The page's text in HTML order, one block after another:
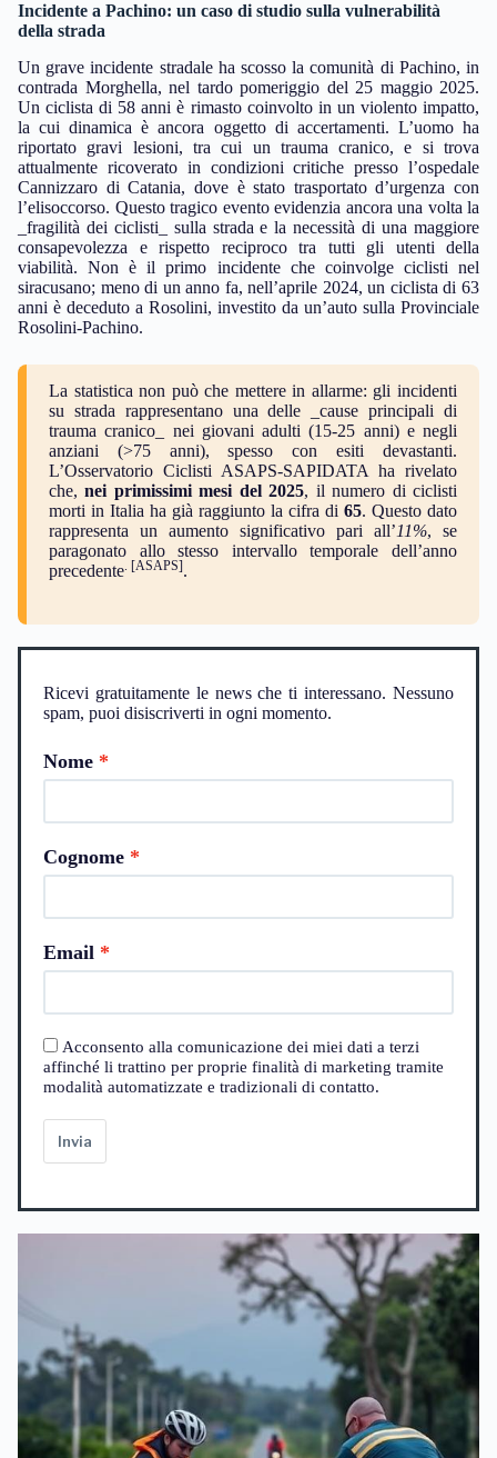
Incidente a Pachino: un caso di studio sulla vulnerabilità
della strada
Un grave incidente stradale ha scosso la comunità di Pachino, in
contrada Morghella, nel tardo pomeriggio del 25 maggio 2025.
Un ciclista di 58 anni è rimasto coinvolto in un violento impatto,
la cui dinamica è ancora oggetto di accertamenti. L’uomo ha
riportato gravi lesioni, tra cui un trauma cranico, e si trova
attualmente ricoverato in condizioni critiche presso l’ospedale
Cannizzaro di Catania, dove è stato trasportato d’urgenza con
l’elisoccorso. Questo tragico evento evidenzia ancora una volta la
_fragilità dei ciclisti_ sulla strada e la necessità di una maggiore
consapevolezza e rispetto reciproco tra tutti gli utenti della
viabilità. Non è il primo incidente che coinvolge ciclisti nel
siracusano; meno di un anno fa, nell’aprile 2024, un ciclista di 63
anni è deceduto a Rosolini, investito da un’auto sulla Provinciale
Rosolini-Pachino.
La statistica non può che mettere in allarme: gli incidenti
su strada rappresentano una delle _cause principali di
trauma cranico_ nei giovani adulti (15-25 anni) e negli
anziani (>75 anni), spesso con esiti devastanti.
L’Osservatorio Ciclisti ASAPS-SAPIDATA ha rivelato
che,nei primissimi mesi del 2025, il numero di ciclisti
morti in Italia ha già raggiunto la cifra di 65. Questo dato
rappresenta un aumento significativo pari all’11%, se
paragonato allo stesso intervallo temporale dell’anno
precedente . [ASAPS].
Ricevi gratuitamente le news che ti interessano. Nessuno
spam, puoi disiscriverti in ogni momento.
Nome
Cognome
Email
Acconsento alla comunicazione dei miei dati a terzi
affinché li trattino per proprie finalità di marketing tramite
modalità automatizzate e tradizionali di contatto.
Invia